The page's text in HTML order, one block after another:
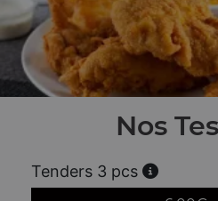
Nos
Tenders 3 pcs